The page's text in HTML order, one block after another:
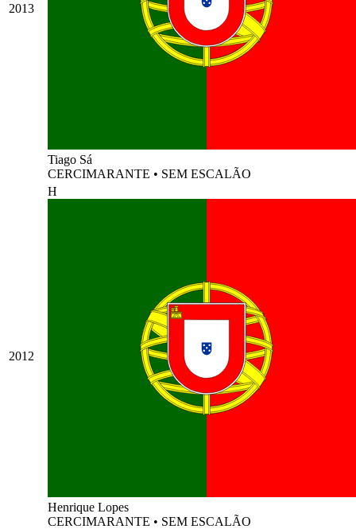
2013
Tiago Sá
CERCIMARANTE • SEM ESCALÃO
2012
H
Henrique Lopes
CERCIMARANTE • SEM ESCALÃO